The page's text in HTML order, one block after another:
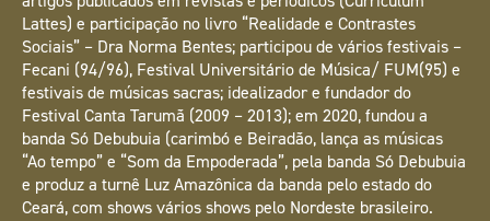
Lattes) e participação no livro “Realidade e Contrastes
Sociais” – Dra Norma Bentes; participou de vários festivais –
Fecani (94/96), Festival Universitário de Música/ FUM(95) e
festivais de músicas sacras; idealizador e fundador do
Festival Canta Tarumã (2009 – 2013); em 2020, fundou a
banda Só Debubuia (carimbó e Beiradão, lança as músicas
“Ao tempo” e “Som da Empoderada”, pela banda Só Debubuia
e produz a turnê Luz Amazônica da banda pelo estado do
Ceará, com shows vários shows pelo Nordeste brasileiro.